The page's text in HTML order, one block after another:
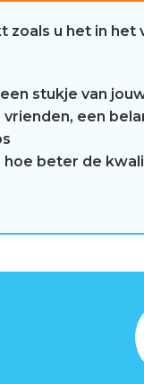
u het in het
stukje van
vrienden, een
hoe beter de